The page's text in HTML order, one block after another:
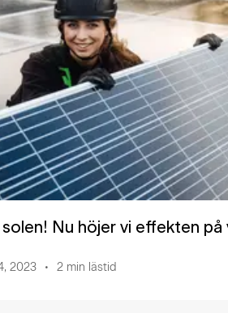
Nu höjer vi effekten på
2023 2 min lästid